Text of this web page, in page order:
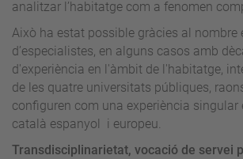
analitzar l’habitatge com a fenomen
Això ha estat possible gràcies al nombre
d’especialistes, en alguns casos amb
d'experiència en l'àmbit de l'habitatge,
de les quatre universitats públiques,
configuren com una experiència singular
català espanyol i europeu.
Transdisciplinarietat, vocació de servei